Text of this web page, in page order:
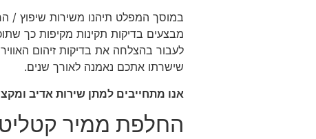
במוסך המפלט תיהנו משירות שיפוץ /
מבצעים בדיקות תקינות מקיפות כך
לעבור בהצלחה את בדיקות זיהום
שישרתו אתכם נאמנה לאורך שנים.
אנו מתחייבים למתן שירות אדיב
החלפת ממיר